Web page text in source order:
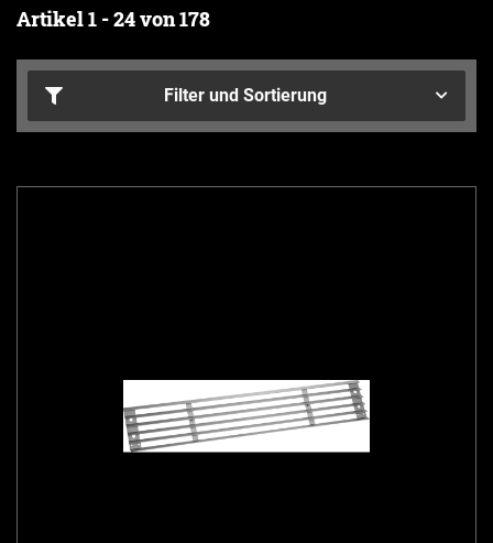
Artikel 1 - 24 von 178
Filter und Sortierung